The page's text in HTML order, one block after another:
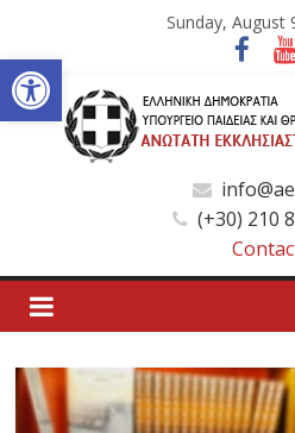
Open toolbar
content
Sunday, August
Ανώτατη
Ακαδημία
Αθηνών
(+30) 210